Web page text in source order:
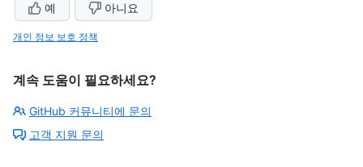
예 아니요
개인 정보 보호 정책
계속 도움이 필요하세요?
GitHub 커뮤니티에 문의
고객 지원 문의